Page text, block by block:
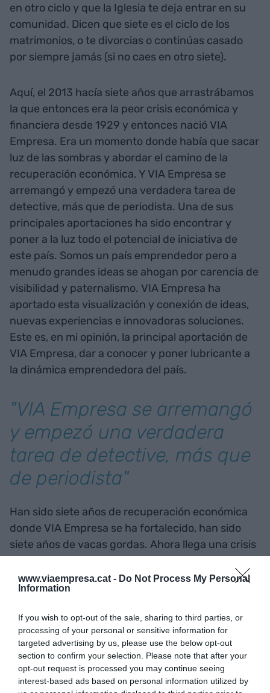
www.viaempresa.cat - Do Not Process My Personal
Information
If you wish to opt-out of the sale, sharing to third parties, or
processing of your personal or sensitive information for
targeted advertising by us, please use the below opt-out
section to confirm your selection. Please note that after your
opt-out request is processed you may continue seeing
interest-based ads based on personal information utilized by
en otro ciclo y que la Iglesia te deja entrar en su
comunidad. Dicen que siete es el ciclo de los
matrimonios, o te divorcias o continúas casado
por siempre jamás (si no caes en otro siete).
Aquí, el 2013 hacía siete años que arrastrábamos
la que entonces era la peor crisis económica y
financiera desde 1929 y entonces nació VIA
Empresa. Era un momento donde había que sacar
luz de las sombras y abordar el camino de la
recuperación económica. Y VIA Empresa se
arremangó y empezó una verdadera tarea de
detective, más que de periodista. Una de sus
principales aportaciones ha sido encontrar y
poner a la luz todo el potencial de iniciativa de
este país. Somos un país emprendedor pero a
menudo grandes ideas se ahogan por carencia de
visibilidad y paternalismo. VIA Empresa ha
aportado esta visualización y conexión de ideas,
nuevas experiencias e innovadoras soluciones.
Este es, en mi opinión, la principal aportación de
VIA Empresa, dar a conocer y poner lubricante a
la dinámica emprendedora del país.
"VIA Empresa se arremangó
y empezó una verdadera
tarea de detective, más que
de periodista"
Han sido siete años de recuperación económica
donde VIA Empresa se ha fortalecido, han sido
siete años de vacas gordas. Ahora llega una crisis
de dimensión brutal e incierta, ahora llegan las
vacas flacas, es pues un buen momento para ser
conscientes, celebrando el cambio de ciclo con la
con las vacunas precisas para no desfallecer a la
hora de la dificultad. Nos acercamos a un
escenario dónde de poco nos servirán viejas
estructuras. Si queremos superarlo habrá que